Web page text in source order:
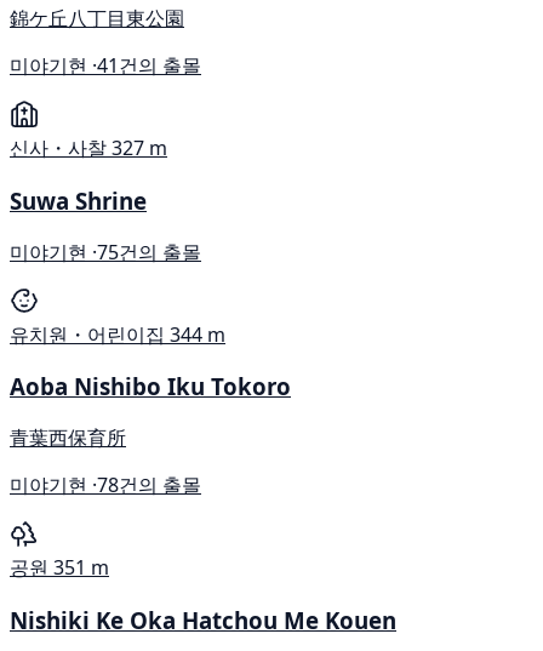
錦ケ丘八丁目東公園
미야기현 ·41건의 출몰
신사・사찰327 m
Suwa Shrine
미야기현 ·75건의 출몰
유치원・어린이집 344 m
Aoba Nishibo Iku Tokoro
青葉西保育所
미야기현 ·78건의 출몰
공원 351 m
Nishiki Ke Oka Hatchou Me Kouen